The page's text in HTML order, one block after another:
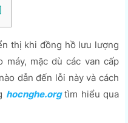
thị khi đồng hồ lưu lượng
máy, mặc dù các van cấp
dẫn đến lỗi này và cách
hocnghe.orgtìm hiểu qua